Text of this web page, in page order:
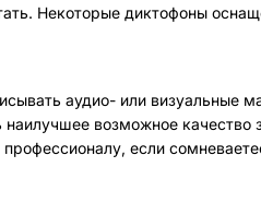
Некоторые диктофоны
аудио- или визуальные
возможное качество
если